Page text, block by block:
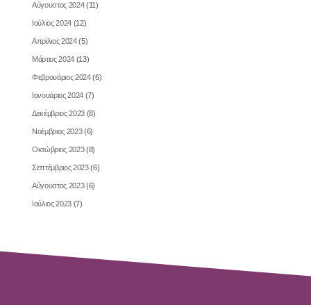
Αύγουστος 2024(11)
Ιούλιος 2024 (12)
Απρίλιος 2024(5)
Μάρτιος 2024 (13)
Φεβρουάριος 2024(6)
Ιανουάριος 2024 (7)
Δεκέμβριος 2023 (8)
Νοέμβριος 2023(6)
Οκτώβριος 2023(8)
Σεπτέμβριος 2023(6)
Αύγουστος 2023(6)
Ιούλιος 2023 (7)